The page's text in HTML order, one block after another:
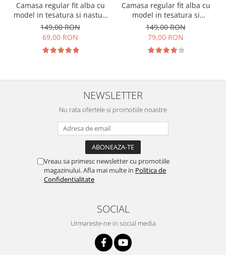
Camasa regular fit alba cu
model in tesatura si nasturi
ascunsi
149,00 RON
69,00 RON
Camasa regular fit alba cu
model in tesatura si
manseta dubla
149,00 RON
79,00 RON
NEWSLETTER
Nu rata ofertele si promotiile noastre
Vreau sa primesc newsletter cu promotiile
magazinului. Afla mai multe in Politica de
Confidentialitate
SOCIAL
Urmareste-ne in social media